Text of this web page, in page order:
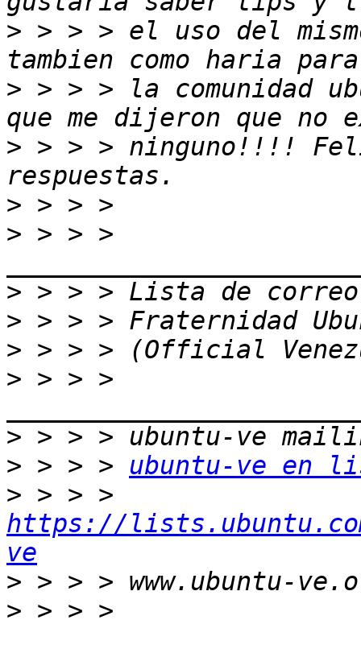
> > > > el uso del
> > > > la comunidad
> > > > ninguno!!!!
>
> > > >
>
>
>
> > > >
>
> > > > ubuntu-ve en
>
https://
ve
>
> > > >